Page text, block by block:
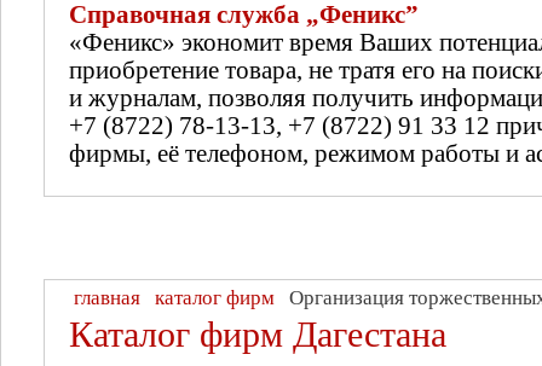
Справочная служба „Феникс”
«Феникс» экономит время Ваших
приобретение товара, не тратя его на
и журналам, позволяя получить
+7 (8722) 78-13-13, +7 (8722) 91 33 12
фирмы, её телефоном, режимом работы и
главная каталог фирм Организация
Каталог фирм Дагестана